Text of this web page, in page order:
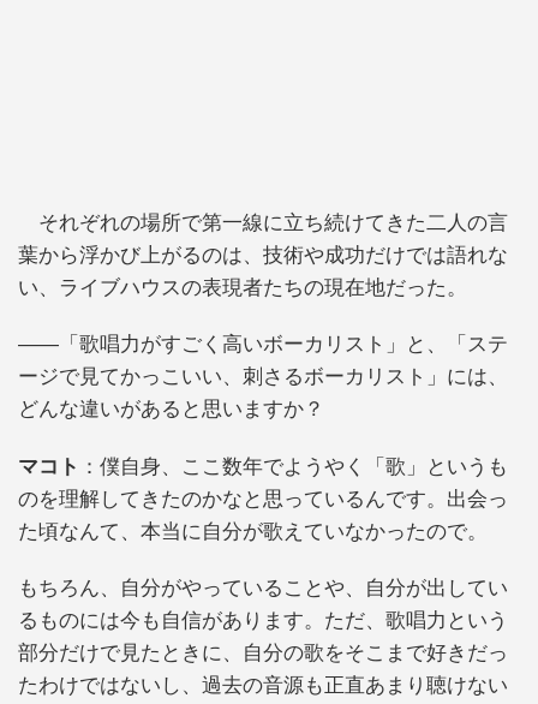
それぞれの場所で第一線に立ち続けてきた二人の言
葉から浮かび上がるのは、技術や成功だけでは語れな
い、ライブハウスの表現者たちの現在地だった。
――「歌唱力がすごく高いボーカリスト」と、「ステ
ージで見てかっこいい、刺さるボーカリスト」には、
どんな違いがあると思いますか？
マコト ：僕自身、ここ数年でようやく「歌」というも
のを理解してきたのかなと思っているんです。出会っ
た頃なんて、本当に自分が歌えていなかったので。
もちろん、自分がやっていることや、自分が出してい
るものには今も自信があります。ただ、歌唱力という
部分だけで見たときに、自分の歌をそこまで好きだっ
たわけではないし、過去の音源も正直あまり聴けない